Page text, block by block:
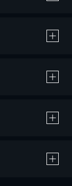
購入 / レンタルです。